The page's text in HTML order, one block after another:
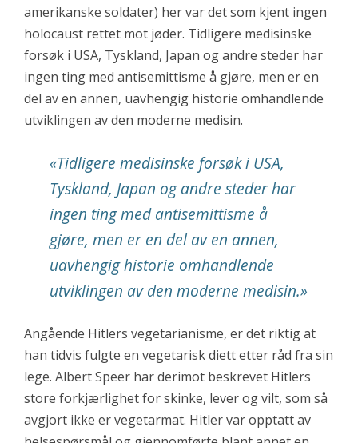
amerikanske soldater) her var det som kjent ingen
holocaust rettet mot jøder. Tidligere medisinske
forsøk i USA, Tyskland, Japan og andre steder har
ingen ting med antisemittisme å gjøre, men er en
del av en annen, uavhengig historie omhandlende
utviklingen av den moderne medisin.
«Tidligere medisinske forsøk i USA,
Tyskland, Japan og andre steder har
ingen ting med antisemittisme å
gjøre, men er en del av en annen,
uavhengig historie omhandlende
utviklingen av den moderne medisin.»
Angående Hitlers vegetarianisme, er det riktig at
han tidvis fulgte en vegetarisk diett etter råd fra sin
lege. Albert Speer har derimot beskrevet Hitlers
store forkjærlighet for skinke, lever og vilt, som så
avgjort ikke er vegetarmat. Hitler var opptatt av